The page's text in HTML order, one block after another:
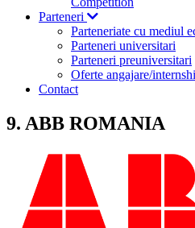
Parteneri
Parteneriate cu mediul
Parteneri universitari
Parteneri preuniversitari
Oferte angajare/
Contact
9. ABB ROMANIA